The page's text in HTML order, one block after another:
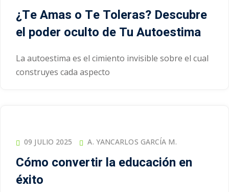
¿Te Amas o Te Toleras? Descubre
el poder oculto de Tu Autoestima
La autoestima es el cimiento invisible sobre el cual
construyes cada aspecto
09 JULIO 2025 A. YANCARLOS GARCÍA M.
Cómo convertir la educación en
éxito